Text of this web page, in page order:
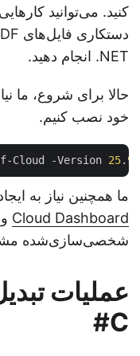
کنید. می‌توانید
.NET انجام دهید.
خود نصب کنیم.
Cloud -Version 25
ما همچنین نیاز به
Cloud Dashboardو
شخصی‌سازی‌شده
C#